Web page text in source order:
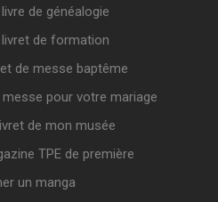
de généalogie
de formation
de messe baptême
pour votre mariage
de mon musée
TPE de première
un manga